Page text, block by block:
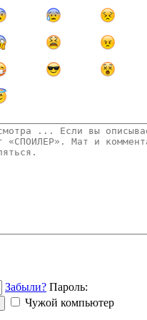
Забыли? Пароль:
Чужой компьютер